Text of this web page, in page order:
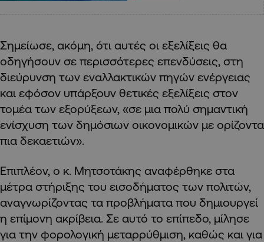
Σημείωσε, ακόμη, ότι αυτές οι εξελίξεις θα
οδηγήσουν σε περισσότερες επενδύσεις, στη
διεύρυνση των εναλλακτικών πηγών ενέργειας
και εφόσον υπάρξουν θετικές εξελίξεις στον
τομέα των εξορύξεων, «σε μια πολύ σημαντική
ενίσχυση των δημόσιων οικονομικών με ορίζοντα
πια δεκαετιών».
Επιπλέον, ο κ. Μητσοτάκης αναφέρθηκε στα
μέτρα στήριξης του εισοδήματος των πολιτών,
αναγνωρίζοντας τα προβλήματα που δημιουργεί
η επίμονη ακρίβεια. Σε αυτό το επίπεδο, μίλησε
για την φορολογική μεταρρύθμιση, καθώς και για